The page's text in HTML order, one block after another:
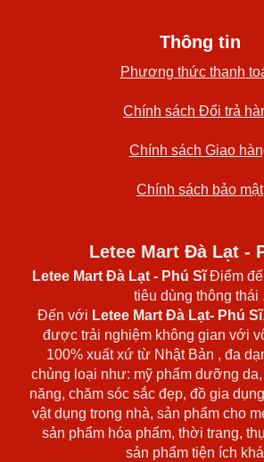
Thông tin
Phương thức thanh
Chính sách Đổi trả
Chính sách Giao
Chính sách bảo mật
Letee Mart Đà Lạt -
Letee Mart Đà Lạt - Phú SĩĐiểm
tiêu dùng thông thái .
Đến với Letee Mart Đà Lạt- Phú Sĩ
được trải nghiệm không gian với
100% xuất xứ từ Nhật Bản , đa
chủng loại như: mỹ phẩm dưỡng
năng, chăm sóc sắc đẹp, đồ gia
vật dụng trong nhà, sản phẩm cho
sản phẩm hóa phẩm, thời trang,
sản phẩm tiện ích